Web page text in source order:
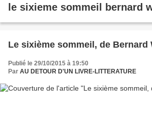
le sixieme sommeil bernard
Le sixième sommeil, de Bernard
Publié le 29/10/2015 à 19:50
Par AU DETOUR D'UN LIVRE-LITTERATURE